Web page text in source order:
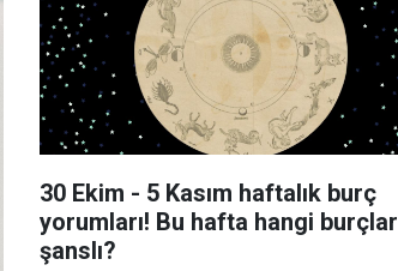
30 Ekim - 5 Kasım haftalık burç
yorumları! Bu hafta hangi burçlar
şanslı?